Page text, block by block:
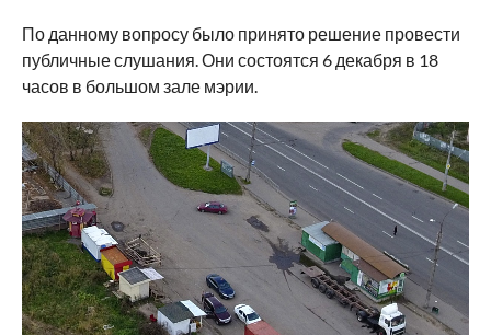
По данному вопросу было принято решение провести
публичные слушания. Они состоятся 6 декабря в 18
часов в большом зале мэрии.